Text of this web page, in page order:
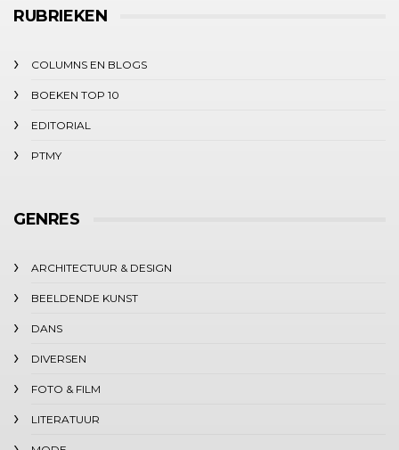
RUBRIEKEN
COLUMNS EN BLOGS
BOEKEN TOP 10
EDITORIAL
PTMY
GENRES
ARCHITECTUUR & DESIGN
BEELDENDE KUNST
DANS
DIVERSEN
FOTO & FILM
LITERATUUR